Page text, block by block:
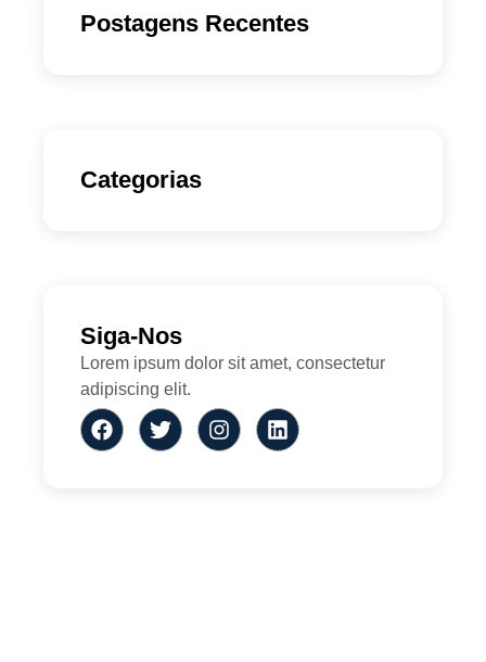
Postagens Recentes
Categorias
Siga-Nos
Lorem ipsum dolor sit amet, consectetur
adipiscing elit.